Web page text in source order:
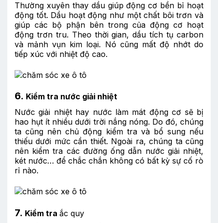
Thường xuyên thay dầu giúp động cơ bền bỉ hoạt
động tốt. Dầu hoạt động như một chất bôi trơn và
giúp các bộ phận bên trong của động cơ hoạt
động trơn tru. Theo thời gian, dầu tích tụ carbon
và mảnh vụn kim loại. Nó cũng mất độ nhớt do
tiếp xúc với nhiệt độ cao.
6. Kiểm tra nước giải nhiệt
Nước giải nhiệt hay nước làm mát động cơ sẽ bị
hao hụt ít nhiều dưới trời nắng nóng. Do đó, chúng
ta cũng nên chủ động kiểm tra và bổ sung nếu
thiếu dưới mức cần thiết. Ngoài ra, chúng ta cũng
nên kiểm tra các đường ống dẫn nước giải nhiệt,
két nước… để chắc chắn không có bất kỳ sự cố rò
rỉ nào.
7. Kiểm tra ắc quy